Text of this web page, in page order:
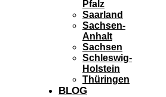
Pfalz
Saarland
Sachsen-
Anhalt
Sachsen
Schleswig-
Holstein
Thüringen
BLOG